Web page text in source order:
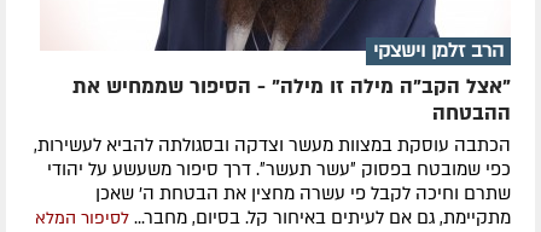
הרב זלמן וישצקי
"אצל הקב"ה מילה זו מילה" - הסיפור שממחיש את
ההבטחה
הכתבה עוסקת במצוות מעשר וצדקה ובסגולתה להביא לעשירות,
כפי שמובטח בפסוק ״עשר תעשר״. דרך סיפור משעשע על יהודי
שתרם וחיכה לקבל פי עשרה מחצין את הבטחת ה' שאכן
מתקיימת, גם אם לעיתים באיחור קל. בסיום, מחבר... לסיפור המלא